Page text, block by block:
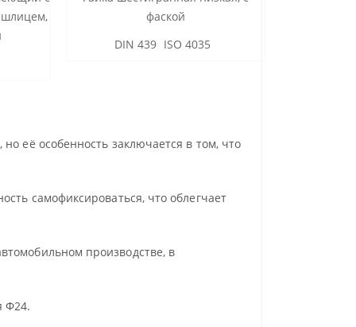
шлицем,
фаской
DIN 439 ISO 4035
её особенность заключается в том, что
самофиксироваться, что облегчает
производстве, в
Ф24.